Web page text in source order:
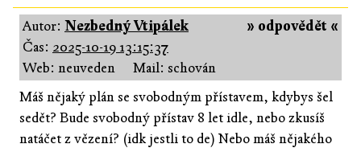
» odpovědět «
Autor: Nezbedný Vtipálek
Čas: 2025-10-19 13:15:37
Web: neuveden
Mail: schován
Máš nějaký plán se svobodným přístavem, kdybys šel
sedět? Bude svobodný přístav 8 let idle, nebo zkusíš
natáčet z vězení? (idk jestli to de) Nebo máš nějakého